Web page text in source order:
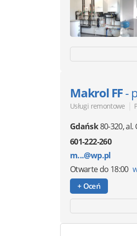
Makrol FF-
Usługi remontowe |
Gdańsk80-320,al.
601-222-260
m...@wp.pl
Otwartedo 18:00
+ Oceń